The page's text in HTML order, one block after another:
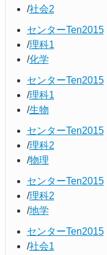
社会2
センターTen2015
理科1
化学
センターTen2015
理科1
生物
センターTen2015
理科2
物理
センターTen2015
理科2
地学
センターTen2015
社会1